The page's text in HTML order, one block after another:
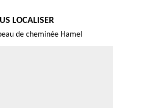
LOCALISER
de cheminée Hamel